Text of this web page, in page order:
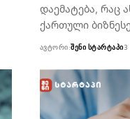
დაემატება, რაც
ქართული
ᲐᲕᲢᲝᲠᲘ:ᲨᲔᲜᲘ ᲡᲢᲐᲠᲢᲐᲞᲘ3